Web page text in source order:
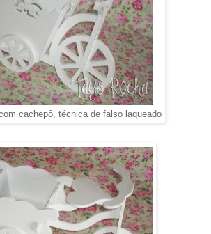
cachepô, técnica de falso laqueado